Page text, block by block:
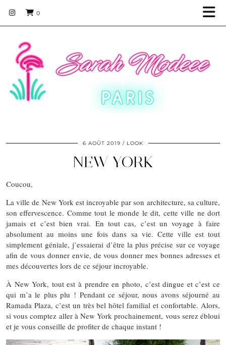
0
6 AOÛT 2019 LOOK
NEW YORK
Coucou,
La ville de New York est incroyable par son architecture, sa culture,
son effervescence. Comme tout le monde le dit, cette ville ne dort
jamais et c’est bien vrai. En tout cas, c’est un voyage à faire
absolument au moins une fois dans sa vie. Cette ville est tout
simplement géniale, j’essaierai d’être la plus précise sur ce voyage
afin de vous donner envie, de vous donner mes bonnes adresses et
mes découvertes lors de ce séjour incroyable.
À New York, tout est à prendre en photo, c’est dingue et c’est ce
qui m’a le plus plu ! Pendant ce séjour, nous avons séjourné au
Ramada Plaza, c’est un très bel hôtel familial et confortable. Alors,
si vous comptez aller à New York prochainement, vous serez ébloui
et je vous conseille de profiter de chaque instant !